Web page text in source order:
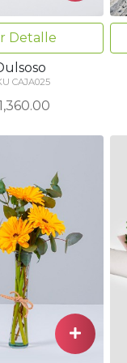
Detalle
CAJA025